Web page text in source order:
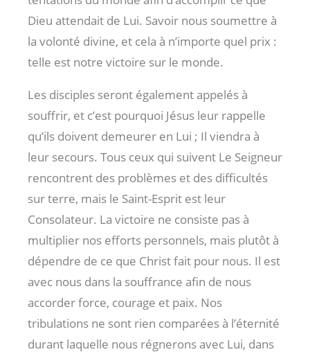
Dieu attendait de Lui. Savoir nous soumettre à
la volonté divine, et cela à n’importe quel prix :
telle est notre victoire sur le monde.
Les disciples seront également appelés à
souffrir, et c’est pourquoi Jésus leur rappelle
qu’ils doivent demeurer en Lui ; Il viendra à
leur secours. Tous ceux qui suivent Le Seigneur
rencontrent des problèmes et des difficultés
sur terre, mais le Saint-Esprit est leur
Consolateur. La victoire ne consiste pas à
multiplier nos efforts personnels, mais plutôt à
dépendre de ce que Christ fait pour nous. Il est
avec nous dans la souffrance afin de nous
accorder force, courage et paix. Nos
tribulations ne sont rien comparées à l’éternité
durant laquelle nous régnerons avec Lui, dans